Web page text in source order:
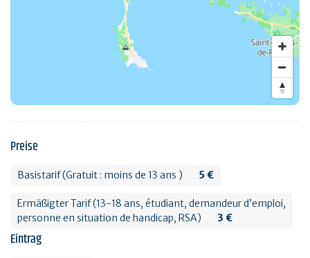
Preise
Basistarif (Gratuit : moins de 13 ans ) 5 €
Ermäßigter Tarif (13-18 ans, étudiant, demandeur d’emploi,
personne en situation de handicap, RSA)
3 €
Eintrag